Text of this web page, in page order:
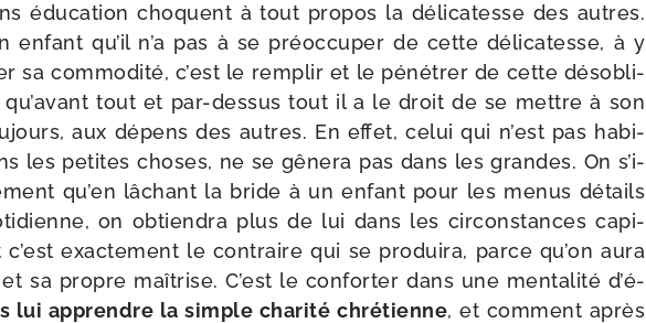
édu­ca­tion choquent à tout pro­pos la déli­ca­tesse des autres.
enfant qu’il n’a pas à se pré­oc­cu­per de cette déli­ca­tesse, à y
sa com­mo­di­té, c’est le rem­plir et le péné­trer de cette déso­bli­
tout et par-​dessus tout il a le droit de se mettre à son
aux dépens des autres. En effet, celui qui n’est pas habi­
les petites choses, ne se gêne­ra pas dans les grandes. On s’i­
qu’en lâchant la bride à un enfant pour les menus détails
on obtien­dra plus de lui dans les cir­cons­tances capi­
exac­te­ment le contraire qui se pro­dui­ra, parce qu’on aura
sa propre maî­trise. C’est le confor­ter dans une men­ta­li­té d’é­
lui apprendre la simple cha­ri­té chré­tienne, et com­ment après